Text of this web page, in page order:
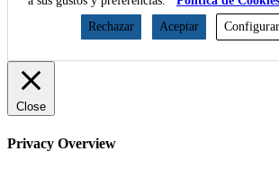
Rechazar
Aceptar
Close
Privacy Overview